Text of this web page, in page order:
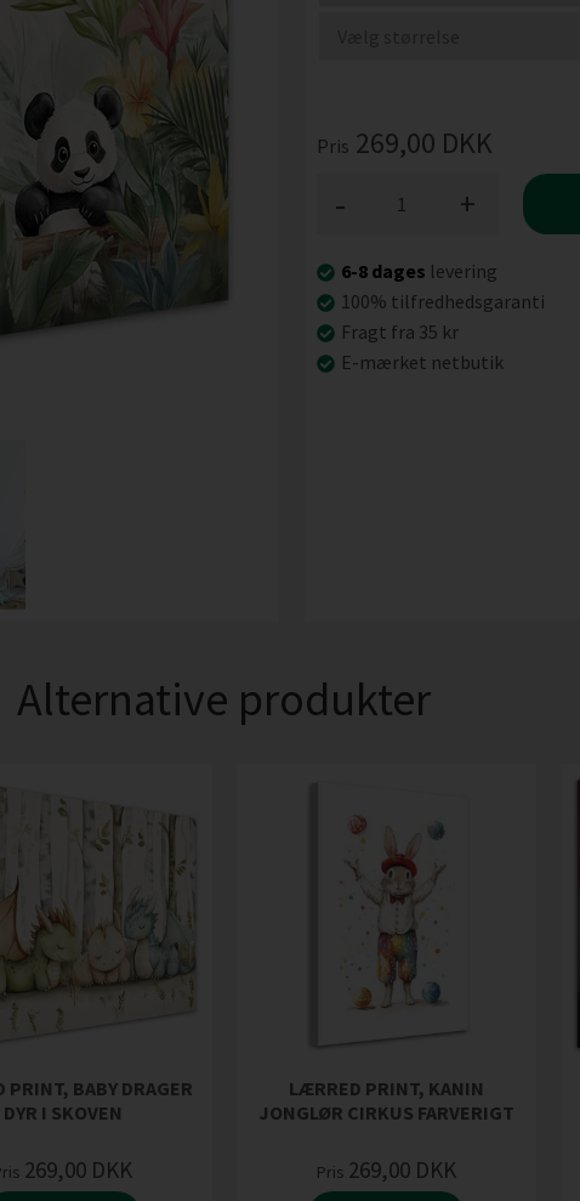
Pris 269,00 DKK
+
-
6-8 dages levering
100% tilfredhedsgaranti
Fragt fra 35 kr
E-mærket netbutik
Alternative produkter
PRINT, BABY DRAGER
DYR I SKOVEN
269,00 DKK
LÆRRED PRINT, KANIN
JONGLØR CIRKUS FARVERIGT
Pris 269,00 DKK